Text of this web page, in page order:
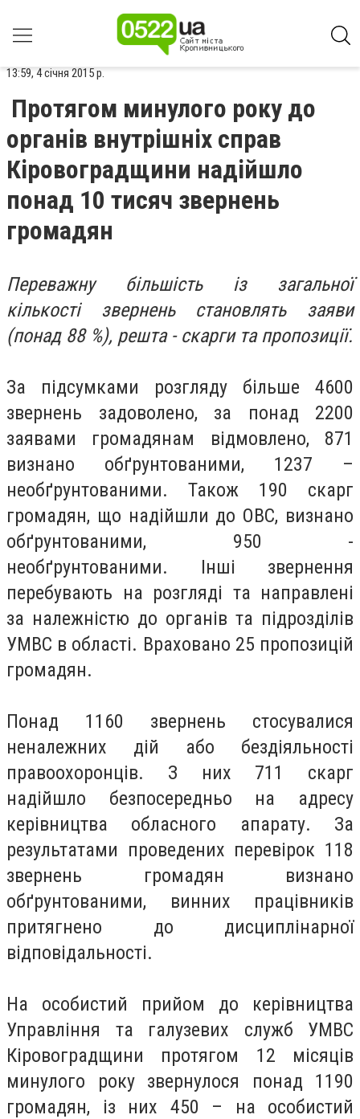
13:59, 4 січня 2015 р.
Протягом минулого року до
органів внутрішніх справ
Кіровоградщини надійшло
понад 10 тисяч звернень
громадян
Переважну більшість із загальної
кількості звернень становлять заяви
(понад 88 %), решта - скарги та пропозиції.
За підсумками розгляду більше 4600
звернень задоволено, за понад 2200
заявами громадянам відмовлено, 871
визнано обґрунтованими, 1237 –
необґрунтованими. Також 190 скарг
громадян, що надійшли до ОВС, визнано
обґрунтованими, 950 -
необґрунтованими. Інші звернення
перебувають на розгляді та направлені
за належністю до органів та підрозділів
УМВС в області. Враховано 25 пропозицій
громадян.
Понад 1160 звернень стосувалися
неналежних дій або бездіяльності
правоохоронців. З них 711 скарг
надійшло безпосередньо на адресу
керівництва обласного апарату. За
результатами проведених перевірок 118
звернень громадян визнано
обґрунтованими, винних працівників
притягнено до дисциплінарної
відповідальності.
На особистий прийом до керівництва
Управління та галузевих служб УМВС
Кіровоградщини протягом 12 місяців
минулого року звернулося понад 1190
громадян, із них 450 – на особистий